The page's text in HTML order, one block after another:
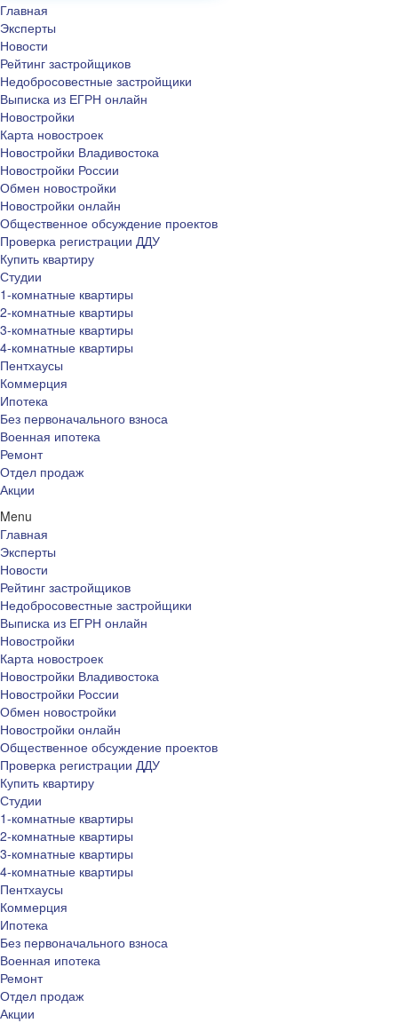
Главная
Эксперты
Новости
Рейтинг застройщиков
Недобросовестные застройщики
Выписка из ЕГРН онлайн
Новостройки
Карта новостроек
Новостройки Владивостока
Новостройки России
Обмен новостройки
Новостройки онлайн
Общественное обсуждение проектов
Проверка регистрации ДДУ
Купить квартиру
Студии
1-комнатные квартиры
2-комнатные квартиры
3-комнатные квартиры
4-комнатные квартиры
Пентхаусы
Коммерция
Ипотека
Без первоначального взноса
Военная ипотека
Ремонт
Отдел продаж
Акции
Menu
Главная
Эксперты
Новости
Рейтинг застройщиков
Недобросовестные застройщики
Выписка из ЕГРН онлайн
Новостройки
Карта новостроек
Новостройки Владивостока
Новостройки России
Обмен новостройки
Новостройки онлайн
Общественное обсуждение проектов
Проверка регистрации ДДУ
Купить квартиру
Студии
1-комнатные квартиры
2-комнатные квартиры
3-комнатные квартиры
4-комнатные квартиры
Пентхаусы
Коммерция
Ипотека
Без первоначального взноса
Военная ипотека
Ремонт
Отдел продаж
Акции